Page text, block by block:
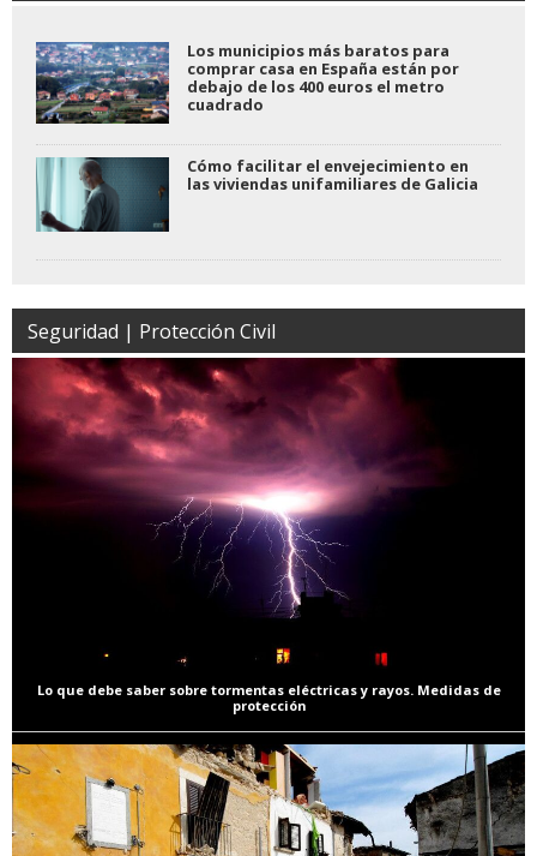
Los municipios más baratos para
comprar casa en España están por
debajo de los 400 euros el metro
cuadrado
Cómo facilitar el envejecimiento en
las viviendas unifamiliares de Galicia
Seguridad | Protección Civil
Lo que debe saber sobre tormentas eléctricas y rayos. Medidas de
protección